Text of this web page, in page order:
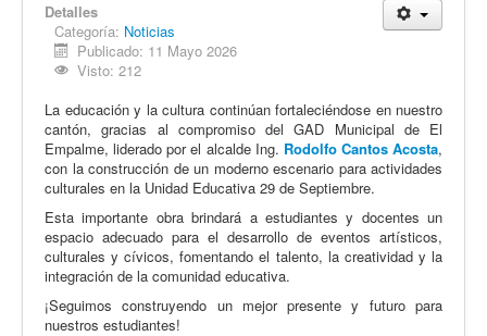
Detalles
Categoría: Noticias
Publicado: 11 Mayo 2026
Visto: 212
La educación y la cultura continúan fortaleciéndose en nuestro
cantón, gracias al compromiso del GAD Municipal de El
Empalme, liderado por el alcalde Ing. Rodolfo Cantos Acosta,
con la construcción de un moderno escenario para actividades
culturales en la Unidad Educativa 29 de Septiembre.
Esta importante obra brindará a estudiantes y docentes un
espacio adecuado para el desarrollo de eventos artísticos,
culturales y cívicos, fomentando el talento, la creatividad y la
integración de la comunidad educativa.
¡Seguimos construyendo un mejor presente y futuro para
nuestros estudiantes!